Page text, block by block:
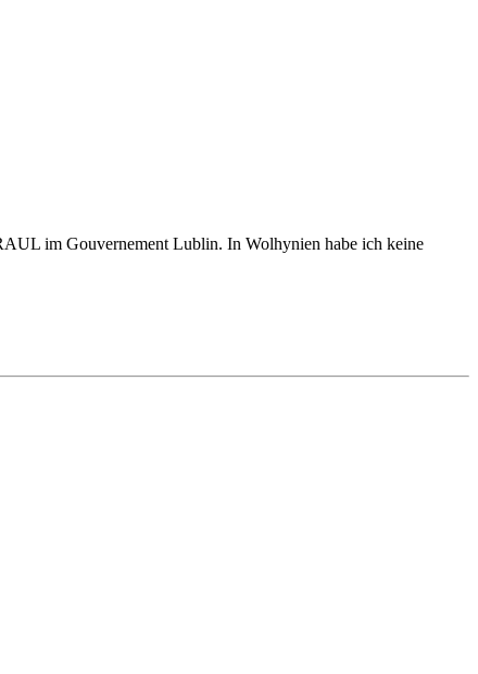
im Gouvernement Lublin. In Wolhynien habe ich keine